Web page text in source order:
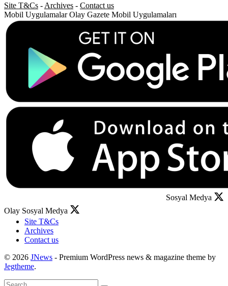
Site T&Cs - Archives - Contact us
Mobil Uygulamalar Olay Gazete Mobil Uygulamaları
Sosyal Medya
Olay Sosyal Medya
Site T&Cs
Archives
Contact us
© 2026 JNews - Premium WordPress news & magazine theme by
Jegtheme.